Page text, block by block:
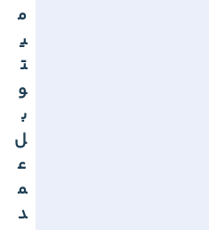
م
ی
ت
و
ب
ل
ع
م
د